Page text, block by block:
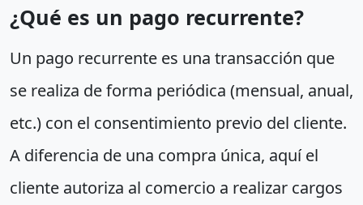
¿Qué es un pago recurrente?
Un pago recurrente es una transacción que
se realiza de forma periódica (mensual, anual,
etc.) con el consentimiento previo del cliente.
A diferencia de una compra única, aquí el
cliente autoriza al comercio a realizar cargos